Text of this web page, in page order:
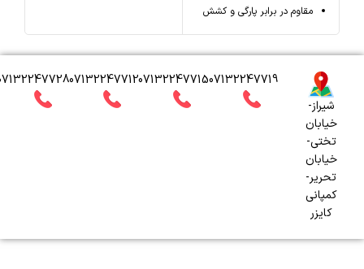
مقاوم در برابر پارگی و کشش
071322477120713224771507132247719
شیراز-
خیابان
تختی-
خیابان
تحریر-
کمپانی
کایزر